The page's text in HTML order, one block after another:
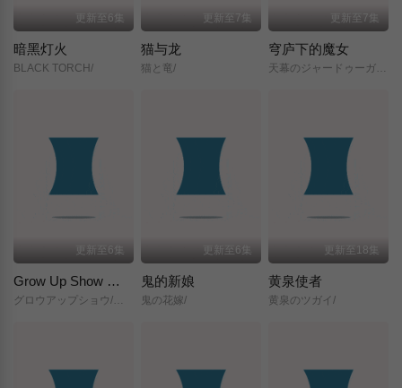
更新至6集
暗黑灯火
BLACK TORCH/
更新至7集
猫与龙
猫と竜/
更新至7集
穹庐下的魔女
天幕のジャードゥーガル/
更新至6集
Grow Up Show ～向日葵马戏团～
グロウアップショウ/～ひまわりのサーカス団～/
更新至6集
鬼的新娘
鬼の花嫁/
更新至18集
黄泉使者
黄泉のツガイ/